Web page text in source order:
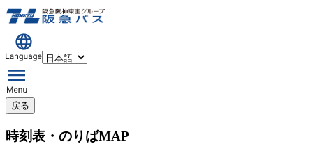
戻る
時刻表・のりばMAP